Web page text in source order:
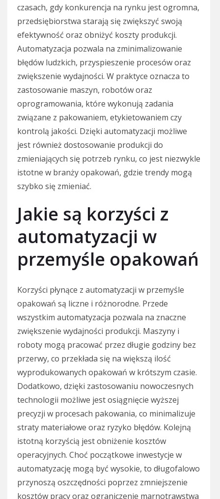
czasach, gdy konkurencja na rynku jest ogromna,
przedsiębiorstwa starają się zwiększyć swoją
efektywność oraz obniżyć koszty produkcji.
Automatyzacja pozwala na zminimalizowanie
błędów ludzkich, przyspieszenie procesów oraz
zwiększenie wydajności. W praktyce oznacza to
zastosowanie maszyn, robotów oraz
oprogramowania, które wykonują zadania
związane z pakowaniem, etykietowaniem czy
kontrolą jakości. Dzięki automatyzacji możliwe
jest również dostosowanie produkcji do
zmieniających się potrzeb rynku, co jest niezwykle
istotne w branży opakowań, gdzie trendy mogą
szybko się zmieniać.
Jakie są korzyści z
automatyzacji w
przemyśle opakowań
Korzyści płynące z automatyzacji w przemyśle
opakowań są liczne i różnorodne. Przede
wszystkim automatyzacja pozwala na znaczne
zwiększenie wydajności produkcji. Maszyny i
roboty mogą pracować przez długie godziny bez
przerwy, co przekłada się na większą ilość
wyprodukowanych opakowań w krótszym czasie.
Dodatkowo, dzięki zastosowaniu nowoczesnych
technologii możliwe jest osiągnięcie wyższej
precyzji w procesach pakowania, co minimalizuje
straty materiałowe oraz ryzyko błędów. Kolejną
istotną korzyścią jest obniżenie kosztów
operacyjnych. Choć początkowe inwestycje w
automatyzację mogą być wysokie, to długofalowo
przynoszą oszczędności poprzez zmniejszenie
kosztów pracy oraz ograniczenie marnotrawstwa